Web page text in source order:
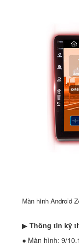
Màn hình Android
▶ Thông tin kỹ
● Màn hình: 9/